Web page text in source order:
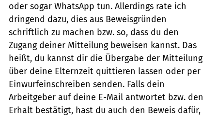
oder sogar WhatsApp tun. Allerdings rate ich
dringend dazu, dies aus Beweisgründen
schriftlich zu machen bzw. so, dass du den
Zugang deiner Mitteilung beweisen kannst. Das
heißt, du kannst dir die Übergabe der Mitteilung
über deine Elternzeit quittieren lassen oder per
Einwurfeinschreiben senden. Falls dein
Arbeitgeber auf deine E-Mail antwortet bzw. den
Erhalt bestätigt, hast du auch den Beweis dafür,